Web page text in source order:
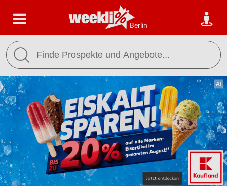
Berlin